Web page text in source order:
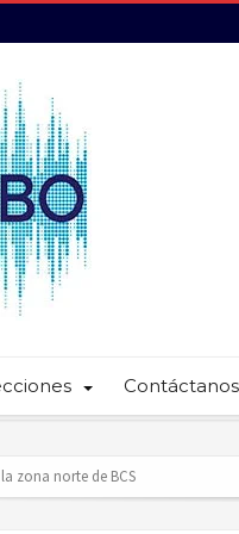
Contáctanos
talento culinario: 22 restaurantes